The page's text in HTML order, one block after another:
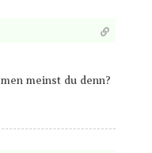
meinst du denn?